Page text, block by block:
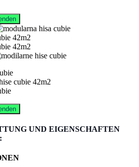
UND EIGENSCHAFTEN